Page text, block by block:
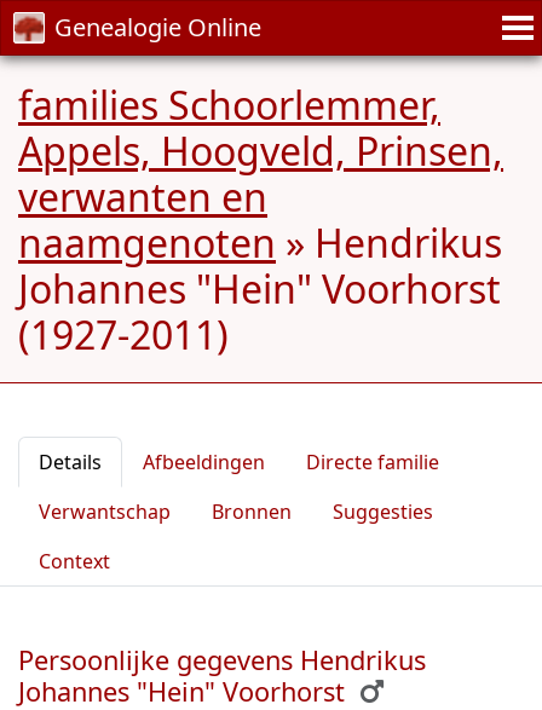
Genealogie Online
families Schoorlemmer,
Appels, Hoogveld, Prinsen,
verwanten en
naamgenoten » Hendrikus
Johannes "Hein" Voorhorst
(1927-2011)
Details Afbeeldingen
Directe familie
Verwantschap
Bronnen
Suggesties
Context
Persoonlijke gegevens Hendrikus
Johannes "Hein" Voorhorst